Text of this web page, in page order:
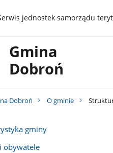
jednostek samorządu
Gmina
Dobroń
Dobroń O gminie
gminy
obywatele